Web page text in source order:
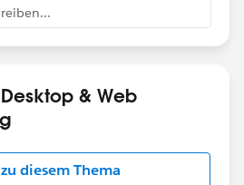
& Web
diesem Thema